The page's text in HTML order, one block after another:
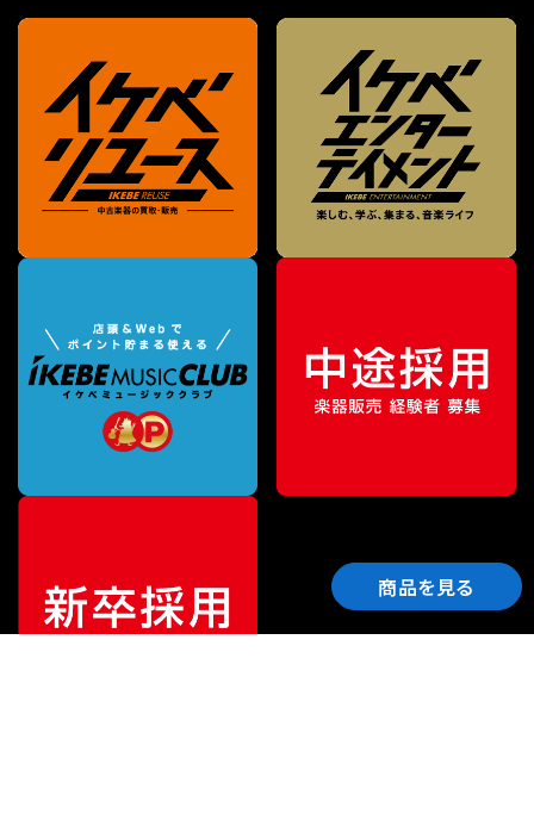
商品を見る